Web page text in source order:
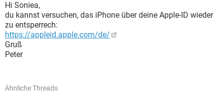
Hi Soniea,
du kannst versuchen, das iPhone über deine Apple-ID wieder
zu entsperrech:
https://appleid.apple.com/de/
Gruß
Peter
Ähnliche Threads